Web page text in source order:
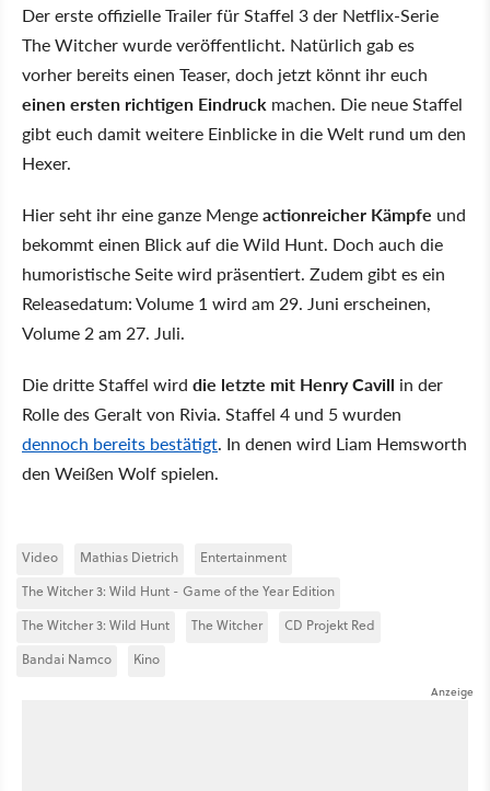
Der erste offizielle Trailer für Staffel 3 der Netflix-Serie
The Witcher wurde veröffentlicht. Natürlich gab es
vorher bereits einen Teaser, doch jetzt könnt ihr euch
einen ersten richtigen Eindruck machen. Die neue Staffel
gibt euch damit weitere Einblicke in die Welt rund um den
Hexer.
Hier seht ihr eine ganze Mengeactionreicher Kämpfe und
bekommt einen Blick auf die Wild Hunt. Doch auch die
humoristische Seite wird präsentiert. Zudem gibt es ein
Releasedatum: Volume 1 wird am 29. Juni erscheinen,
Volume 2 am 27. Juli.
Die dritte Staffel wird die letzte mit Henry Cavill in der
Rolle des Geralt von Rivia. Staffel 4 und 5 wurden
dennoch bereits bestätigt. In denen wird Liam Hemsworth
den Weißen Wolf spielen.
Video Mathias Dietrich
Entertainment
The Witcher 3: Wild Hunt - Game of the Year Edition
The Witcher 3: Wild Hunt
The Witcher
CD Projekt Red
Bandai Namco
Kino